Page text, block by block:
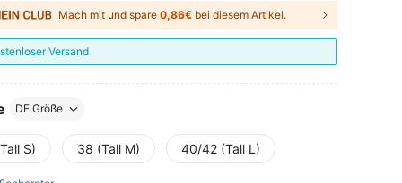
Mach mit und spare 0,86€ bei diesem Artikel.
Versand
DE Größe
S) 38 (Tall M) 40/42 (Tall L)